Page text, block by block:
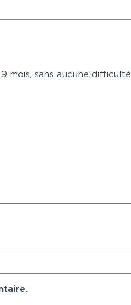
mois, sans aucune difficulté.